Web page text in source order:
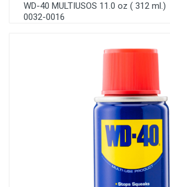
WD-40 MULTIUSOS 11.0 oz ( 312 ml.)
0032-0016